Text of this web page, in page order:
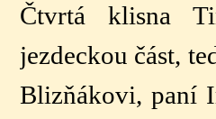
Čtvrtá klisna
jezdeckou část,
Blizňákovi, paní